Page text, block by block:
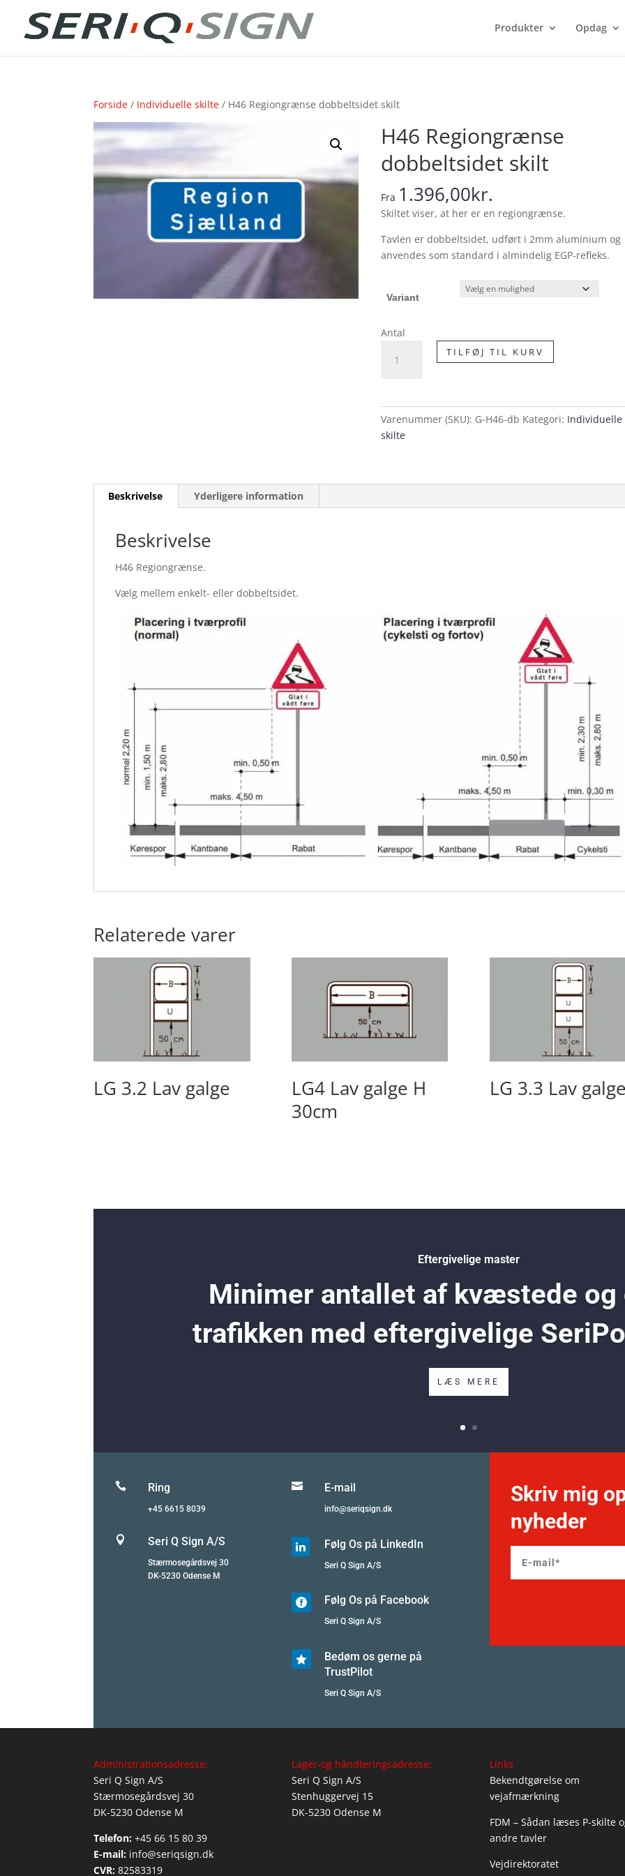
Produkter Opdag
Forside / Individuelle skilte / H46 Regiongrænse dobbeltsidet skilt
H46 Regiongrænse
dobbeltsidet skilt
Fra 1.396,00kr.
Skiltet viser, at her er en regiongrænse.
Tavlen er dobbeltsidet, udført i 2mm aluminium og
anvendes som standard i almindelig EGP-refleks.
Variant
Antal
Regiongrænse
TILFØJ TIL KURV
Varenummer (SKU): G-H46-db Kategori: Individuelle
skilte
Beskrivelse Yderligere information
Beskrivelse
H46 Regiongrænse.
Vælg mellem enkelt- eller dobbeltsidet.
Relaterede varer
LG 3.2 Lav galge
LG4 Lav galge H
30cm
LG 3.3 Lav
Eftergivelige master
Minimer antallet af kvæstede
trafikken med eftergivelige
LÆS MERE
 Ring
+45 6615 8039
 Seri Q Sign A/S
Stærmosegårdsvej 30
DK-5230 Odense M
 E-mail
info@seriqsign.dk
 Følg Os på LinkedIn
Seri Q Sign A/S
 Følg Os på Facebook
Seri Q Sign A/S

Bedøm os gerne på
TrustPilot
Seri Q Sign A/S
Skriv mig
nyheder
Administrationsadresse:
Seri Q Sign A/S
Stærmosegårdsvej 30
DK-5230 Odense M
Telefon: +45 66 15 80 39
E-mail: info@seriqsign.dk
CVR: 82583319
Lager-og håndteringsadresse:
Seri Q Sign A/S
Stenhuggervej 15
DK-5230 Odense M
Links
Bekendtgørelse om
vejafmærkning
FDM – Sådan læses P-skilte
andre tavler
Vejdirektoratet